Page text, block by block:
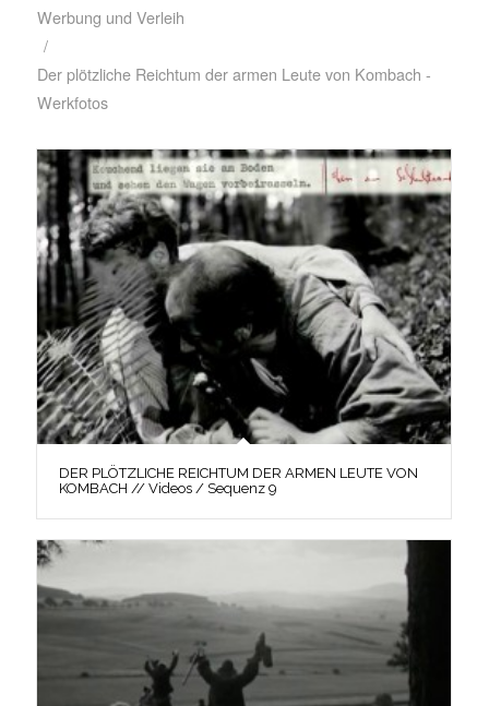
Werbung und Verleih
/
Der plötzliche Reichtum der armen Leute von Kombach -
Werkfotos
DER PLÖTZLICHE REICHTUM DER ARMEN LEUTE VON
KOMBACH // Videos / Sequenz 9